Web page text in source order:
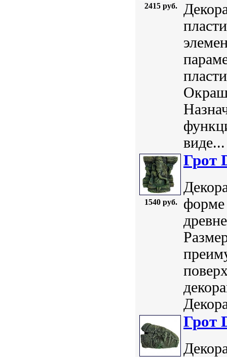
2415 руб.
виде...
1540 руб.
Грот
форме
Грот